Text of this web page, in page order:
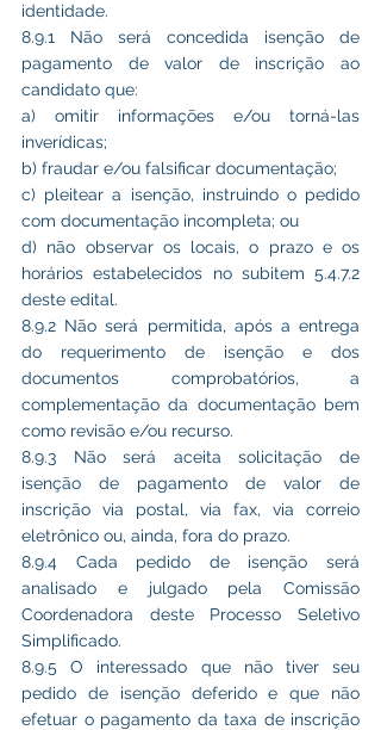
identidade.
8.9.1 Não será concedida isenção de
pagamento de valor de inscrição ao
candidato que:
a) omitir informações e/ou torná-las
inverídicas;
b) fraudar e/ou falsificar documentação;
c) pleitear a isenção, instruindo o pedido
com documentação incompleta; ou
d) não observar os locais, o prazo e os
horários estabelecidos no subitem 5.4.7.2
deste edital.
8.9.2 Não será permitida, após a entrega
do requerimento de isenção e dos
documentos comprobatórios, a
complementação da documentação bem
como revisão e/ou recurso.
8.9.3 Não será aceita solicitação de
isenção de pagamento de valor de
inscrição via postal, via fax, via correio
eletrônico ou, ainda, fora do prazo.
8.9.4 Cada pedido de isenção será
analisado e julgado pela Comissão
Coordenadora deste Processo Seletivo
Simplificado.
8.9.5 O interessado que não tiver seu
pedido de isenção deferido e que não
efetuar o pagamento da taxa de inscrição